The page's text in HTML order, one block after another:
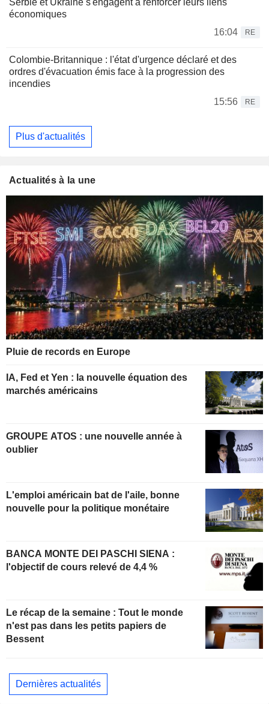
Serbie et Ukraine s'engagent à renforcer leurs liens
économiques
16:04
RE
Colombie-Britannique : l'état d'urgence déclaré et des
ordres d'évacuation émis face à la progression des
incendies
15:56
RE
Plus d'actualités
Actualités à la une
Pluie de records en Europe
IA, Fed et Yen : la nouvelle équation des
marchés américains
GROUPE ATOS : une nouvelle année à
oublier
L'emploi américain bat de l'aile, bonne
nouvelle pour la politique monétaire
BANCA MONTE DEI PASCHI SIENA :
l'objectif de cours relevé de 4,4 %
Le récap de la semaine : Tout le monde
n'est pas dans les petits papiers de
Bessent
Dernières actualités